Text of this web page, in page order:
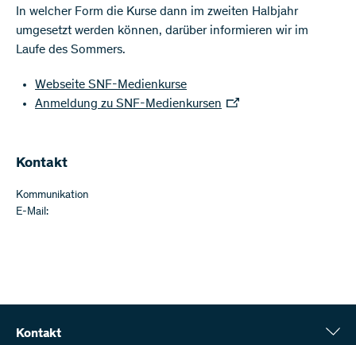
In welcher Form die Kurse dann im zweiten Halbjahr
umgesetzt werden können, darüber informieren wir im
Laufe des Sommers.
Webseite SNF-Medienkurse
Anmeldung zu SNF-Medienkursen
Kontakt
Kommunikation
E-Mail:
Kontakt